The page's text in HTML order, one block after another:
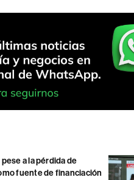
a la pérdida de
fuente de financiación